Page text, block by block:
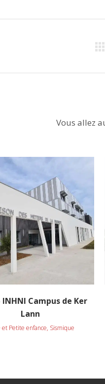
Vous allez
VOIR
INHNI Campus de Ker
Lann
et Petite enfance, Sismique